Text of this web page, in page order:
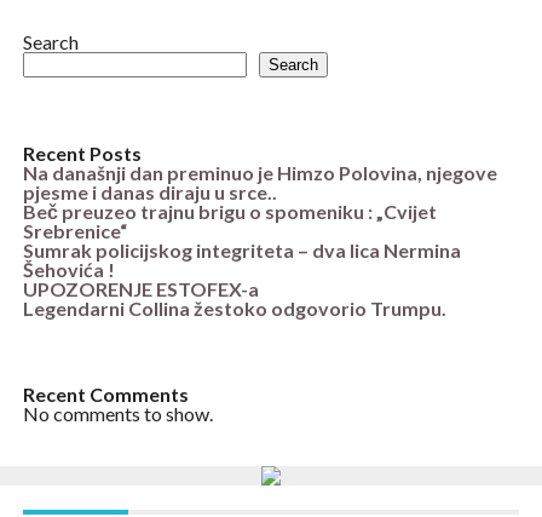
Search
Search
Recent Posts
Na današnji dan preminuo je Himzo Polovina, njegove
pjesme i danas diraju u srce..
Beč preuzeo trajnu brigu o spomeniku : „Cvijet
Srebrenice“
Sumrak policijskog integriteta – dva lica Nermina
Šehovića !
UPOZORENJE ESTOFEX-a
Legendarni Collina žestoko odgovorio Trumpu.
Recent Comments
No comments to show.